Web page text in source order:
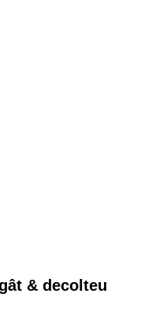
& decolteu